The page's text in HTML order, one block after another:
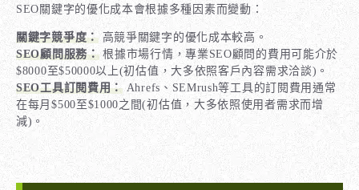
SEO關鍵字的優化成本會根據多種因素而變動：
關鍵字競爭度：高競爭關鍵字的優化成本較高。
SEO顧問服務：根據市場行情，專業SEO顧問的費用可能介於
$8000至$50000以上(初估值，大多依照客戶內容需求洽談)。
SEO工具訂閱費用： Ahrefs、SEMrush等工具的訂閱費用通常
在每月$500至$1000之間(初估值，大多依照使用者需求而增
減)。